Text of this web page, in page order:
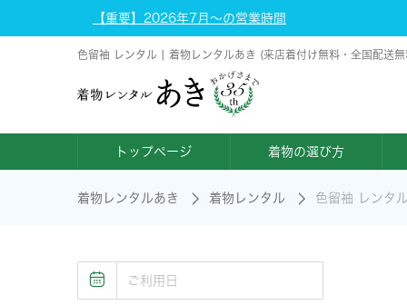
【重要】2026年7月～の営業時間
色留袖 レンタル | 着物レンタルあき (来店着付け無料・全国配送無
トップページ 着物の選び方
着物レンタルあき 着物レンタル 色留袖 レンタ